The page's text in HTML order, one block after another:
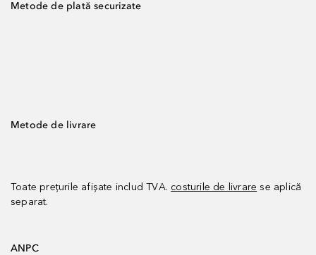
Metode de plată securizate
Metode de livrare
Toate prețurile afișate includ TVA. costurile de livrare se aplică
separat.
ANPC